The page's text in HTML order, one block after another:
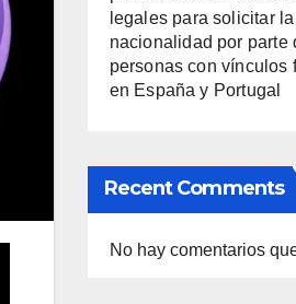
legales para solicitar la
nacionalidad por parte
personas con vínculos
en España y Portugal
Recent Comments
No hay comentarios